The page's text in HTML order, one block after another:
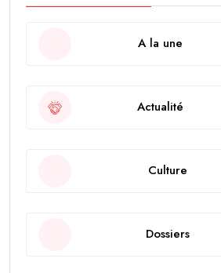
A la une
Actualité
Culture
Dossiers